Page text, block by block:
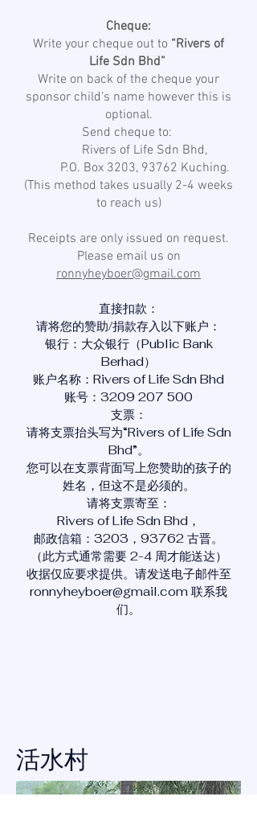
Cheque:
Write your cheque out to “Rivers of
Life Sdn Bhd”
Write on back of the cheque your
sponsor child’s name however this is
optional.
Send cheque to:
Rivers of Life Sdn Bhd,
P.O. Box 3203, 93762 Kuching.
(This method takes usually 2-4 weeks
to reach us)
Receipts are only issued on request.
Please email us on
ronnyheyboer@gmail.com
直接扣款：
请将您的赞助/捐款存入以下账户：
银行：大众银行（Public Bank
Berhad）
账户名称：Rivers of Life Sdn Bhd
账号：3209 207 500
支票：
请将支票抬头写为“Rivers of Life Sdn
Bhd”。
您可以在支票背面写上您赞助的孩子的
姓名，但这不是必须的。
请将支票寄至：
Rivers of Life Sdn Bhd，
邮政信箱：3203，93762 古晋。
（此方式通常需要 2-4 周才能送达）
收据仅应要求提供。请发送电子邮件至
ronnyheyboer@gmail.com 联系我
们。
活水村